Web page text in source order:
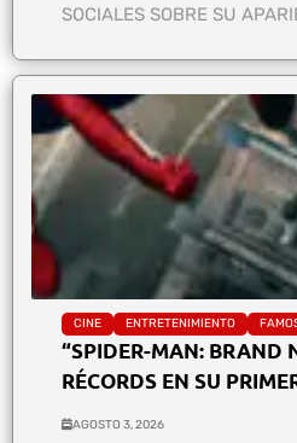
SOCIALES SOBRE SU
CINE ENTRETENIMIENTO
“SPIDER-MAN: BRAND
RÉCORDS EN SU
AGOSTO 3, 2026